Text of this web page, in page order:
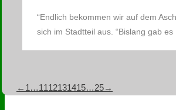
“Endlich bekommen wir auf dem
sich im Stadtteil aus. “Bislang gab es
← 1 …1112131415…25→